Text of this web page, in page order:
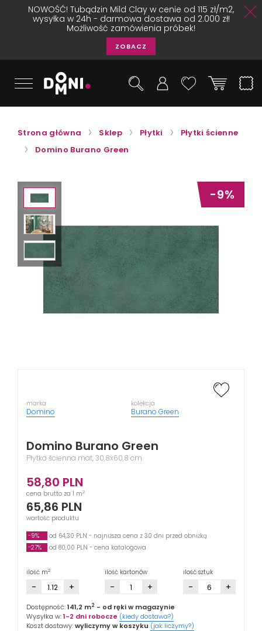
NOWOŚĆ! Tubądzin Mild Clay w cenie od 115 zł/m2,
wysyłka w 24h - darmowa dostawa od 2.000 zł!
Możliwość zamówienia próbek!
ZOBACZ
Strona główna Sklep Płytki
Płytki ścienne
Domino Burano Green
-9%
marka
Domino
kolekcja
Burano Green
Domino Burano Green
Płytka ścienna mat, 30,8x60,8 cm
58,80 PLN
cena brutto za 1 m2
65,86 PLN
wartość produktu
-9%
od 64,30 PLN - najniższa cena z 30 dni przed obniżką
-27%
od 80,00 PLN - cena katalogowa
ilość m2
- +
ilość kartonów
- +
ilość sztuk
- +
Dostępność:141,2 m2 - od ręki w magazynie
Wysyłka w:1-2 dni robocze (kiedy dostawa?)
Koszt dostawy:wyliczymy w koszyku (jak liczymy?)